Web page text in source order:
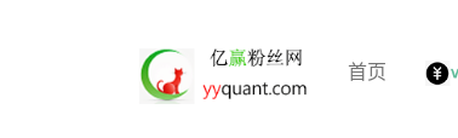
首页